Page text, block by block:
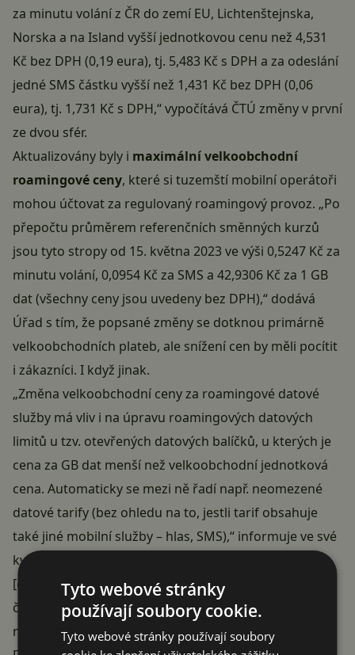
za minutu volání z ČR do zemí EU, Lichtenštejnska,
Norska a na Island vyšší jednotkovou cenu než 4,531
Kč bez DPH (0,19 eura), tj. 5,483 Kč s DPH a za odeslání
jedné SMS částku vyšší než 1,431 Kč bez DPH (0,06
eura), tj. 1,731 Kč s DPH,“ vypočítává ČTÚ změny v první
ze dvou sfér.
Aktualizovány byly i maximální velkoobchodní
roamingové ceny, které si tuzemští mobilní operátoři
mohou účtovat za regulovaný roamingový provoz. „Po
přepočtu průměrem referenčních směnných kurzů
jsou tyto stropy od 15. května 2023 ve výši 0,5247 Kč za
minutu volání, 0,0954 Kč za SMS a 42,9306 Kč za 1 GB
dat (všechny ceny jsou uvedeny bez DPH),“ dodává
Úřad s tím, že popsané změny se dotknou primárně
velkoobchodních plateb, ale snížení cen by měli pocítit
i zákazníci. I když jinak.
„Změna velkoobchodní ceny za roamingové datové
služby má vliv i na úpravu roamingových datových
limitů u tzv. otevřených datových balíčků, u kterých je
cena za GB dat menší než velkoobchodní jednotková
cena. Automaticky se mezi ně řadí např. neomezené
datové tarify (bez ohledu na to, jestli tarif obsahuje
také jiné mobilní služby – hlas, SMS),“ informuje ve své
květnové monitorovací zprávě
[cite author=“Tip“]Nechcete si nechat ujít zprávičky,
články, návody či recenze ze Světa Androida? Můžete
nás
sledovattřeba přesGoogle News, na
Tyto webové stránky
používají soubory cookie.
Tyto webové stránky používají soubory